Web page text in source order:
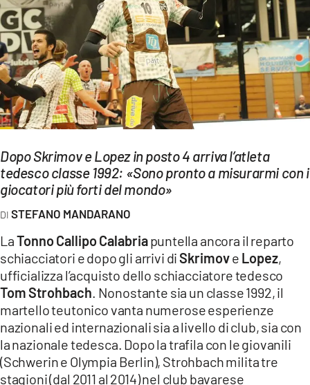
ECONOMIA E LAVORO
EVENTI
SPORT
Streaming
LAC NETWORK
LaC
Network
LACPLAY.IT
LACTV.IT
LACONAIR.IT
LACITYMAG.IT
Dopo Skrimov e Lopez in posto 4 arriva l’atleta
tedesco classe 1992: «Sono pronto a misurarmi con i
giocatori più forti del mondo»
STEFANO MANDARANO
LaTonno Callipo Calabriapuntella ancora il reparto
schiacciatori e dopo gli arrivi diSkrimove Lopez,
ufficializza l’acquisto dello schiacciatore tedesco
Tom Strohbach. Nonostante sia un classe 1992, il
martello teutonico vanta numerose esperienze
nazionali ed internazionali sia a livello di club, sia con
la nazionale tedesca. Dopo la trafila con le giovanili
(Schwerin e Olympia Berlin), Strohbach milita tre
stagioni (dal 2011 al 2014) nel club bavarese